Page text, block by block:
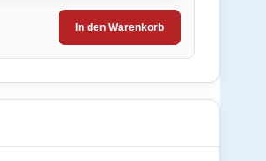
In den Warenkorb